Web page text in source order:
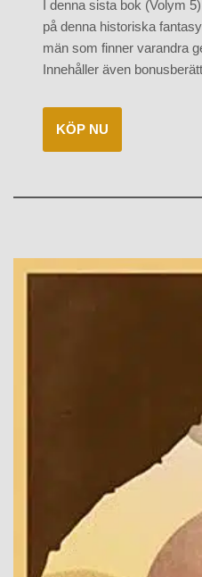
I denna sista bok (Volym
på denna historiska
män som finner varandra
Innehåller även
KÖP NU